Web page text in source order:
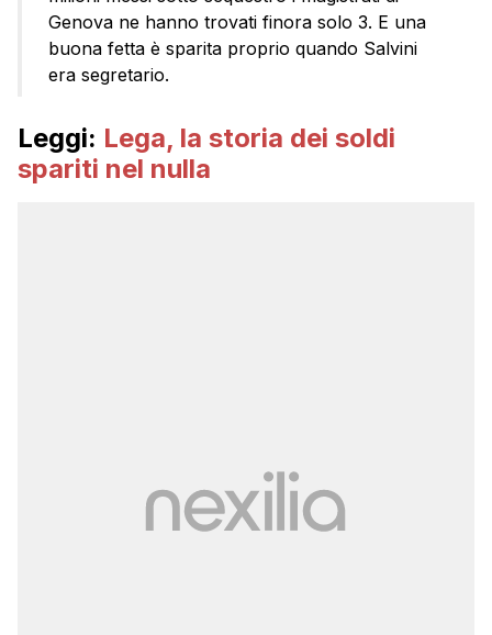
Genova ne hanno trovati finora solo 3. E una
buona fetta è sparita proprio quando Salvini
era segretario.
Leggi: Lega, la storia dei soldi
spariti nel nulla